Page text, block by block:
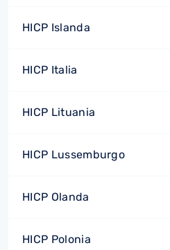
HICP Islanda
HICP Italia
HICP Lituania
HICP Lussemburgo
HICP Olanda
HICP Polonia